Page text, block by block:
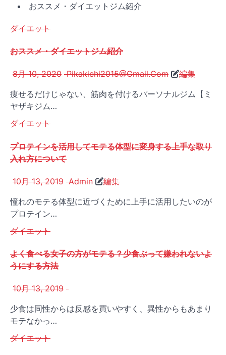
おススメ・ダイエットジム紹介
ダイエット
おススメ・ダイエットジム紹介
8月 10, 2020 Pikakichi2015@Gmail.Com
編集
痩せるだけじゃない、筋肉を付けるパーソナルジム【ミ
ヤザキジム…
ダイエット
プロテインを活用してモテる体型に変身する上手な取り
入れ方について
10月 13, 2019 Admin
編集
憧れのモテる体型に近づくために上手に活用したいのが
プロテイン…
ダイエット
よく食べる女子の方がモテる？少食ぶって嫌われないよ
うにする方法
10月 13, 2019
少食は同性からは反感を買いやすく、異性からもあまり
モテなかっ…
ダイエット